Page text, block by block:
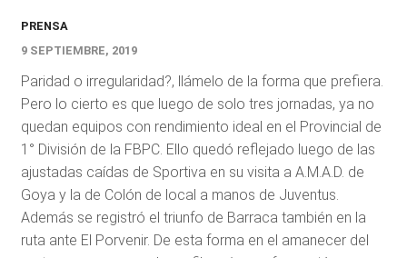
PRENSA
9 SEPTIEMBRE, 2019
Paridad o irregularidad?, llámelo de la forma que prefiera.
Pero lo cierto es que luego de solo tres jornadas, ya no
quedan equipos con rendimiento ideal en el Provincial de
1° División de la FBPC. Ello quedó reflejado luego de las
ajustadas caídas de Sportiva en su visita a A.M.A.D. de
Goya y la de Colón de local a manos de Juventus.
Además se registró el triunfo de Barraca también en la
ruta ante El Porvenir. De esta forma en el amanecer del